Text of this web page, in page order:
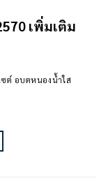
เพิ่มเติม
ซต์ อบตหนองน้ำใส